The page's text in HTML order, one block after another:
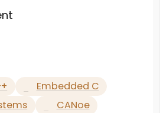
Embedded C
CANoe